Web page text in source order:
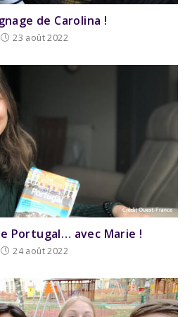
de Carolina !
23 août 2022
Portugal… avec Marie !
24 août 2022